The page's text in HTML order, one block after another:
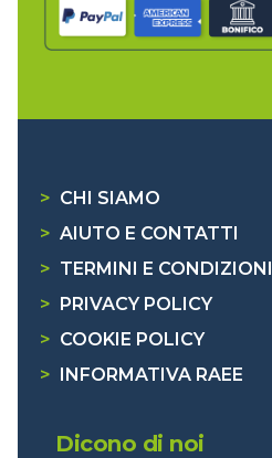
> CHI SIAMO
> AIUTO E CONTATTI
> TERMINI E CONDIZIONI
> PRIVACY POLICY
> COOKIE POLICY
> INFORMATIVA RAEE
Dicono di noi